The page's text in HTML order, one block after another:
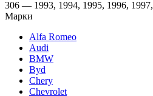
306 — 1993, 1994, 1995, 1996, 1997,
Марки
Alfa Romeo
Audi
BMW
Byd
Chery
Chevrolet